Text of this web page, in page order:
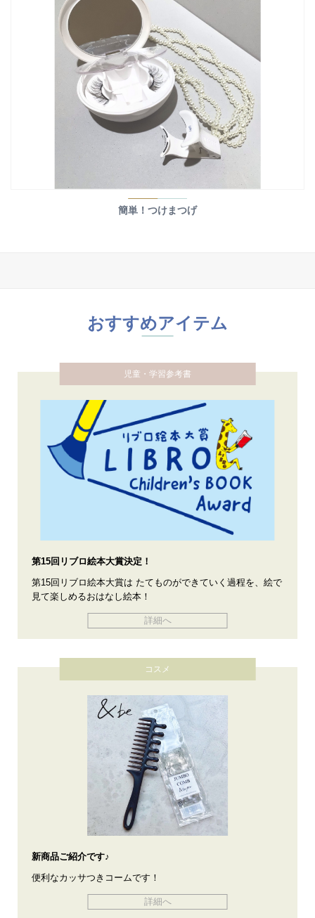
簡単！つけまつげ
おすすめアイテム
児童・学習参考書
第15回リブロ絵本大賞決定！
第15回リブロ絵本大賞は たてものができていく過程を、絵で
見て楽しめるおはなし絵本！
詳細へ
コスメ
新商品ご紹介です♪
便利なカッサつきコームです！
詳細へ